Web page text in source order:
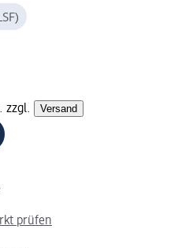
zzgl. Versand
prüfen